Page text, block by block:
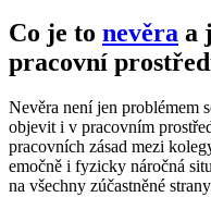
Co je to nevěra a
pracovní
Nevěra není jen problémem
objevit i v pracovním
pracovních zásad mezi
emočně i fyzicky náročná
na všechny zúčastněné